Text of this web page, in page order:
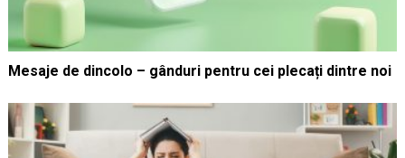
Mesaje de dincolo – gânduri pentru cei plecați dintre noi